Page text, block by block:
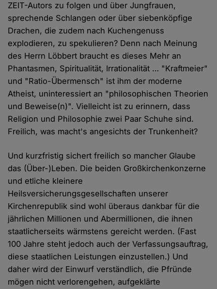
ZEIT-Autors zu folgen und über Jungfrauen,
sprechende Schlangen oder über siebenköpfige
Drachen, die zudem nach Kuchengenuss
explodieren, zu spekulieren? Denn nach Meinung
des Herrn Löbbert braucht es dieses Mehr an
Phantasmen, Spiritualität, Irrationalität … "Kraftmeier"
und "Ratio-Übermensch" ist ihm der moderne
Atheist, uninteressiert an "philosophischen Theorien
und Beweise(n)". Vielleicht ist zu erinnern, dass
Religion und Philosophie zwei Paar Schuhe sind.
Freilich, was macht's angesichts der Trunkenheit?
Und kurzfristig sichert freilich so mancher Glaube
das (Über-)Leben. Die beiden Großkirchenkonzerne
und etliche kleinere
Heilsversicherungsgesellschaften unserer
Kirchenrepublik sind wohl überaus dankbar für die
jährlichen Millionen und Abermillionen, die ihnen
staatlicherseits wärmstens gereicht werden. (Fast
100 Jahre steht jedoch auch der Verfassungsauftrag,
diese staatlichen Leistungen einzustellen.) Und
daher wird der Einwurf verständlich, die Pfründe
mögen nicht verlorengehen, aufgeklärte